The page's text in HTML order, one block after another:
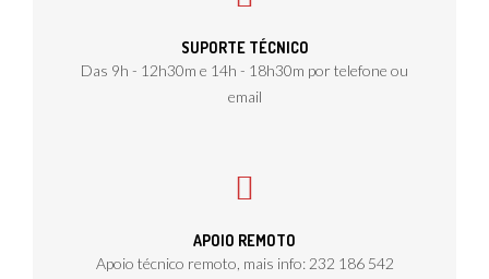
SUPORTE TÉCNICO
Das 9h - 12h30m e 14h - 18h30m por telefone ou
email
APOIO REMOTO
Apoio técnico remoto, mais info: 232 186 542